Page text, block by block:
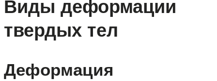
Виды деформации
твердых тел
Деформация